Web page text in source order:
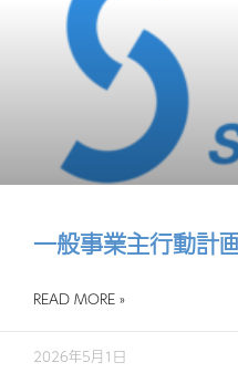
一般事業主行動計
READ MORE »
2026年5月1日